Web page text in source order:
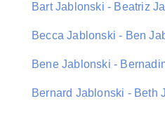
Bart Jablonski - Beatriz
Becca Jablonski - Ben
Bene Jablonski -
Bernard Jablonski - Beth